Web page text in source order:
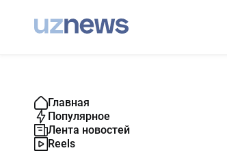
Главная
Популярное
Лента новостей
Reels